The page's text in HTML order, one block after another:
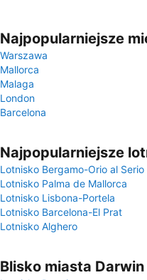
Najpopularniejsze
Warszawa
Mallorca
Malaga
London
Barcelona
Najpopularniejsze
Lotnisko Bergamo-Orio al Serio
Lotnisko Palma de Mallorca
Lotnisko Lisbona-Portela
Lotnisko Barcelona-El Prat
Lotnisko Alghero
Blisko miasta Darwin